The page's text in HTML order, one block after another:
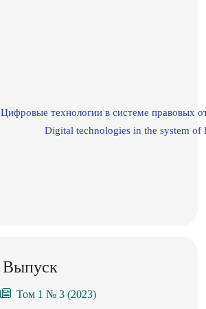
Цифровые технологии в системе правовых
Digital technologies in the system of
Выпуск
Том 1 № 3 (2023)